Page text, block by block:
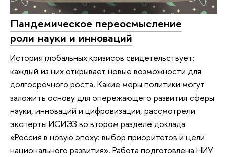
Пандемическое переосмысление
роли науки и инноваций
История глобальных кризисов свидетельствует:
каждый из них открывает новые возможности для
долгосрочного роста. Какие меры политики могут
заложить основу для опережающего развития сферы
науки, инноваций и цифровизации, рассмотрели
эксперты ИСИЭЗ во втором разделе доклада
«Россия в новую эпоху: выбор приоритетов и цели
национального развития». Работа подготовлена НИУ